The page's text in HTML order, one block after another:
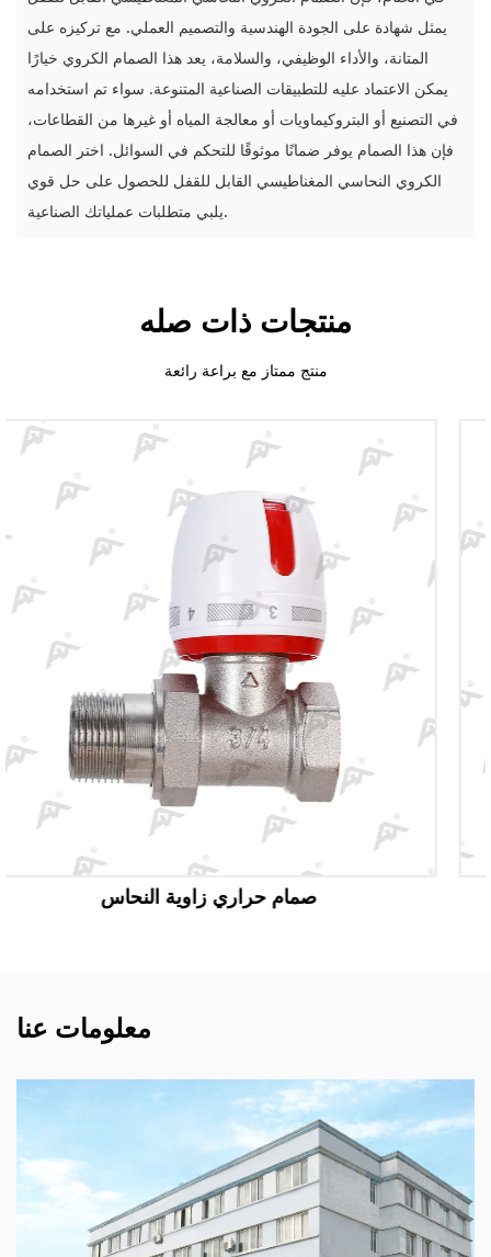
يمثل شهادة على الجودة الهندسية والتصميم العملي. مع تركيزه على
المتانة، والأداء الوظيفي، والسلامة، يعد هذا الصمام الكروي خيارًا
يمكن الاعتماد عليه للتطبيقات الصناعية المتنوعة. سواء تم استخدامه
في التصنيع أو البتروكيماويات أو معالجة المياه أو غيرها من القطاعات،
فإن هذا الصمام يوفر ضمانًا موثوقًا للتحكم في السوائل. اختر الصمام
الكروي النحاسي المغناطيسي القابل للقفل للحصول على حل قوي
يلبي متطلبات عملياتك الصناعية.
منتجات ذات صله
منتج ممتاز مع براعة رائعة
صمام حراري زاوية النحاس
معلومات عنا